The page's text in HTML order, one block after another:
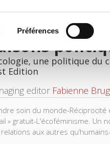
Préférences
une politique du
Edition
editor Fabienne
soin du monde-
» gratuit-L'écoféminisme. Un
aux autres